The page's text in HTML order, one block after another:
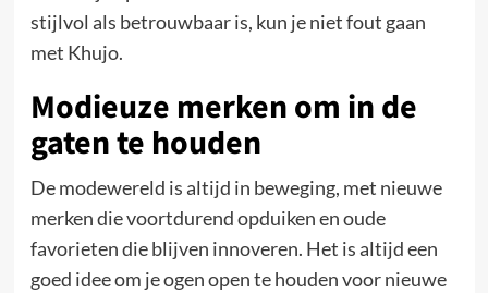
stijlvol als betrouwbaar is, kun je niet fout gaan
met Khujo.
Modieuze merken om in de
gaten te houden
De modewereld is altijd in beweging, met nieuwe
merken die voortdurend opduiken en oude
favorieten die blijven innoveren. Het is altijd een
goed idee om je ogen open te houden voor nieuwe